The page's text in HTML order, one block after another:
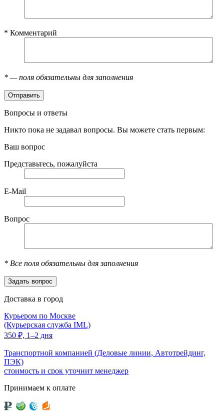
* Комментарий
* — поля обязательны для заполнения
Вопросы и ответы
Никто пока не задавал вопросы. Вы можете стать первым:
Ваш вопрос
Представьтесь, пожалуйста
E-Mail
Вопрос
* Все поля обязательны для заполнения
Доставка в город
Курьером по Москве
(Курьерская служба IML)
350 ₽, 1–2 дня
Транспортной компанией (Деловые линии, Автотрейдинг,
ПЭК)
стоимость и срок уточнит менеджер
Принимаем к оплате